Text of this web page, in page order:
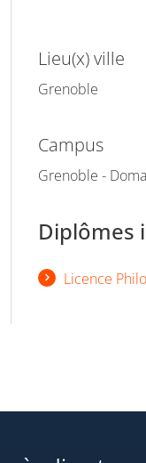
Lieu(x) ville
Grenoble
Campus
Grenoble -
Diplômes
Licence